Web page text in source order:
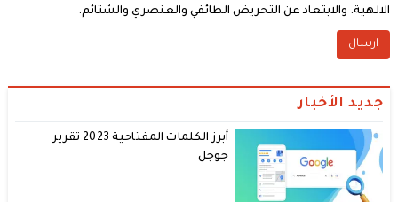
الالهية. والابتعاد عن التحريض الطائفي والعنصري والشتائم.
جديد الأخبار
أبرز الكلمات المفتاحية 2023 تقرير
جوجل